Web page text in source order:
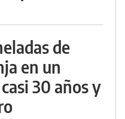
de
en un
30 años y